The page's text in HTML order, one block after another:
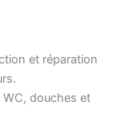
et réparation
WC, douches et